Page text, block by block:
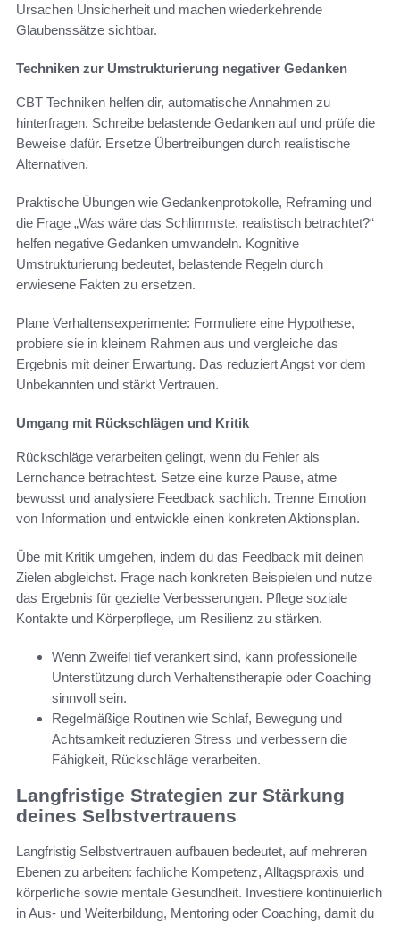
Ursachen Unsicherheit und machen wiederkehrende
Glaubenssätze sichtbar.
Techniken zur Umstrukturierung negativer Gedanken
CBT Techniken helfen dir, automatische Annahmen zu
hinterfragen. Schreibe belastende Gedanken auf und prüfe die
Beweise dafür. Ersetze Übertreibungen durch realistische
Alternativen.
Praktische Übungen wie Gedankenprotokolle, Reframing und
die Frage „Was wäre das Schlimmste, realistisch betrachtet?“
helfen negative Gedanken umwandeln. Kognitive
Umstrukturierung bedeutet, belastende Regeln durch
erwiesene Fakten zu ersetzen.
Plane Verhaltensexperimente: Formuliere eine Hypothese,
probiere sie in kleinem Rahmen aus und vergleiche das
Ergebnis mit deiner Erwartung. Das reduziert Angst vor dem
Unbekannten und stärkt Vertrauen.
Umgang mit Rückschlägen und Kritik
Rückschläge verarbeiten gelingt, wenn du Fehler als
Lernchance betrachtest. Setze eine kurze Pause, atme
bewusst und analysiere Feedback sachlich. Trenne Emotion
von Information und entwickle einen konkreten Aktionsplan.
Übe mit Kritik umgehen, indem du das Feedback mit deinen
Zielen abgleichst. Frage nach konkreten Beispielen und nutze
das Ergebnis für gezielte Verbesserungen. Pflege soziale
Kontakte und Körperpflege, um Resilienz zu stärken.
Wenn Zweifel tief verankert sind, kann professionelle
Unterstützung durch Verhaltenstherapie oder Coaching
sinnvoll sein.
Regelmäßige Routinen wie Schlaf, Bewegung und
Achtsamkeit reduzieren Stress und verbessern die
Fähigkeit, Rückschläge verarbeiten.
Langfristige Strategien zur Stärkung
deines Selbstvertrauens
Langfristig Selbstvertrauen aufbauen bedeutet, auf mehreren
Ebenen zu arbeiten: fachliche Kompetenz, Alltagspraxis und
körperliche sowie mentale Gesundheit. Investiere kontinuierlich
in Aus- und Weiterbildung, Mentoring oder Coaching, damit du